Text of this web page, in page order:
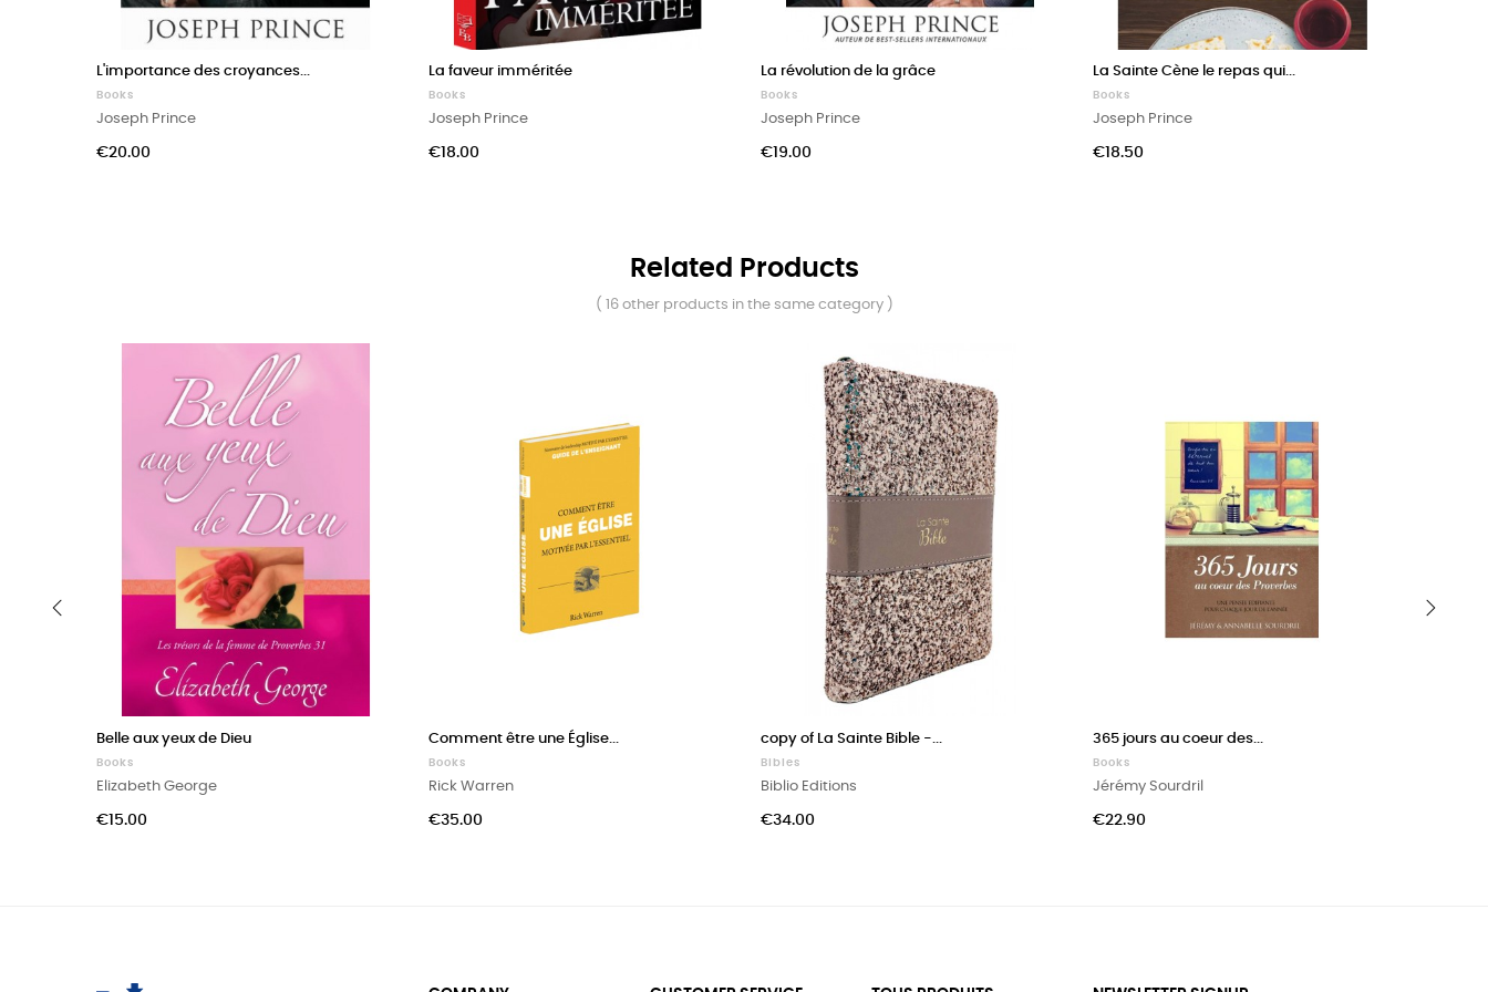
L'importance des croyances...
Books
Joseph Prince
Price
€20.00
La faveur imméritée
Books
Joseph Prince
Price
€18.00
La révolution de la grâce
Books
Joseph Prince
Price
€19.00
La Sainte Cène le repas qui...
Books
Joseph Prince
Price
€18.50
Related Products
( 16 other products in the same category )
Belle aux yeux de Dieu
Books
Elizabeth George
Price
€15.00
Comment être une Église...
Books
Rick Warren
Price
€35.00
copy of La Sainte Bible -...
Bibles
Biblio Editions
Price
€34.00
365 jours au coeur des...
Books
Jérémy Sourdril
Price
€22.90